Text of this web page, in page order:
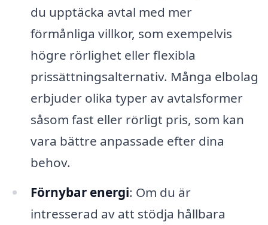
du upptäcka avtal med mer
förmånliga villkor, som exempelvis
högre rörlighet eller flexibla
prissättningsalternativ. Många elbolag
erbjuder olika typer av avtalsformer
såsom fast eller rörligt pris, som kan
vara bättre anpassade efter dina
behov.
Förnybar energi: Om du är
intresserad av att stödja hållbara